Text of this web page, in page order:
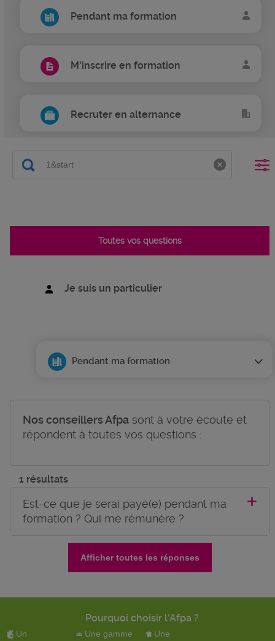
Pendant ma formation
M'inscrire en formation
Recruter en alternance
Toutes vos questions
Je suis un particulier
Pendant ma formation
Nos conseillers Afpasont à votre écoute et
répondent à toutes vos questions :
1 résultats
Est-ce que je serai payé(e) pendant ma
formation ? Qui me rémunère ?
Afficher toutes les réponses
Pourquoi choisir l'Afpa ?
Un
Une gamme
Une